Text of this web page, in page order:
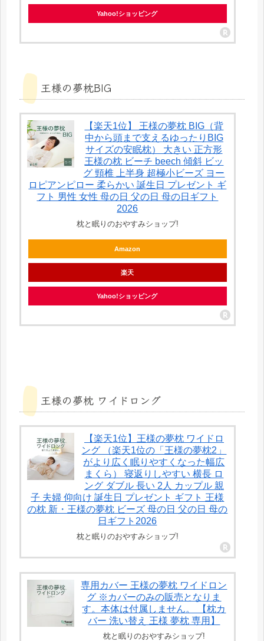
Yahoo!ショッピング
王様の夢枕BIG
【楽天1位】 王様の夢枕 BIG（背
中から頭まで支えるゆったりBIG
サイズの安眠枕） 大きい 正方形
王様の枕 ビーチ beech 傾斜 ビッ
グ 頸椎 上半身 超極小ビーズ ヨー
ロピアンピロー 柔らかい 誕生日 プレゼント ギ
フト 男性 女性 母の日 父の日 母の日ギフト
2026
枕と眠りのおやすみショップ!
Amazon
楽天
Yahoo!ショッピング
王様の夢枕 ワイドロング
【楽天1位】王様の夢枕 ワイドロ
ング （楽天1位の「王様の夢枕2」
がより広く眠りやすくなった幅広
まくら） 寝返りしやすい 横長 ロ
ング ダブル 長い 2人 カップル 親
子 夫婦 仰向け 誕生日 プレゼント ギフト 王様
の枕 新・王様の夢枕 ビーズ 母の日 父の日 母の
日ギフト2026
枕と眠りのおやすみショップ!
専用カバー 王様の夢枕 ワイドロン
グ ※カバーのみの販売となりま
す。本体は付属しません。 【枕カ
バー 洗い替え 王様 夢枕 専用】
枕と眠りのおやすみショップ!